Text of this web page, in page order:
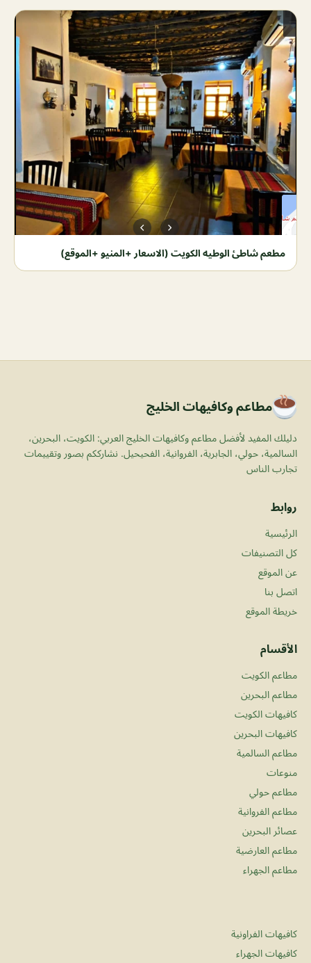
مطعم شاطئ الوطيه الكويت (الاسعار +المنيو +الموقع)
مطاعم وكافيهات الخليج
دليلك المفيد لأفضل مطاعم وكافيهات الخليج العربي: الكويت، البحرين،
السالمية، حولي، الجابرية، الفروانية، الفحيحيل. نشارككم بصور وتقييمات
تجارب الناس
روابط
الرئيسية
كل التصنيفات
عن الموقع
اتصل بنا
خريطة الموقع
الأقسام
مطاعم الكويت
مطاعم البحرين
كافيهات الكويت
كافيهات البحرين
مطاعم السالمية
منوعات
مطاعم حولي
مطاعم الفروانية
عصائر البحرين
مطاعم العارضية
مطاعم الجهراء
كافيهات الفراونية
كافيهات الجهراء